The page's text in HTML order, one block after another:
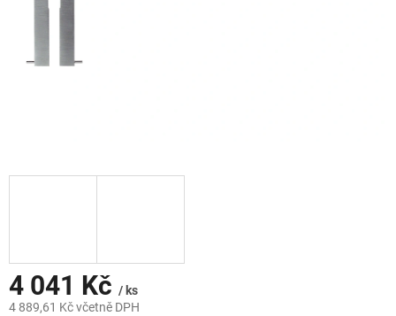
4 041 Kč / ks
4 889,61 Kč včetně DPH